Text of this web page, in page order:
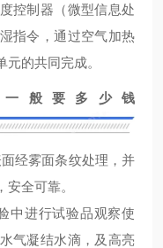
控制器（微型信息处
指令，通过空气加热
的共同完成。
般要多少钱
经雾面条纹处理，并
全可靠。
中进行试验品观察使
气凝结水滴，及高亮